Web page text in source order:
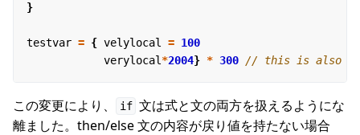
}
testvar = { velylocal = 100
verylocal *2004} * 300
この変更により、 if 文は式と文の両方を扱えるようにな
離ました。then/else 文の内容が戻り値を持たない場合